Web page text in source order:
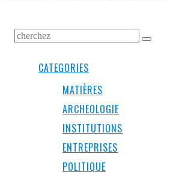
CATEGORIES
MATIÈRES
ARCHEOLOGIE
INSTITUTIONS
ENTREPRISES
POLITIQUE